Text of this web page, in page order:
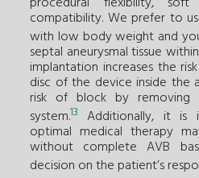
compatibility. We prefer to
with low body weight and
septal aneurysmal tissue
implantation increases the
disc of the device inside the
risk of block by
system.13 Additionally, it
optimal medical therapy
without complete AVB
decision on the patient’s